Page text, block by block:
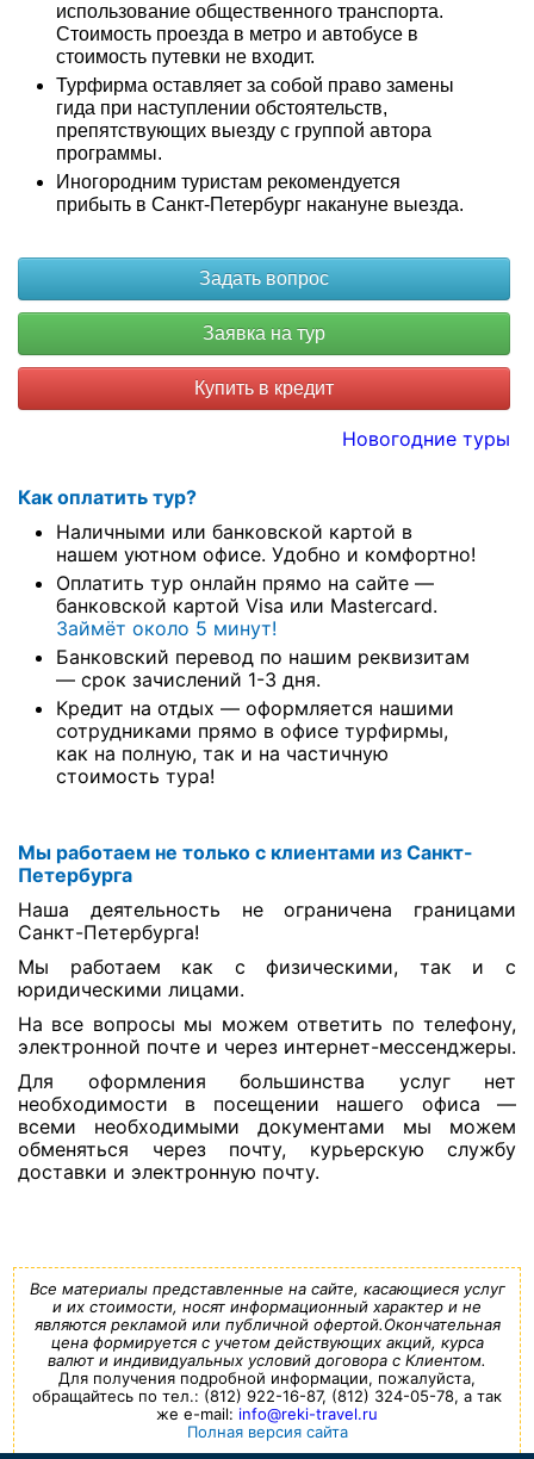
использование общественного транспорта.
Стоимость проезда в метро и автобусе в
стоимость путевки не входит.
Турфирма оставляет за собой право замены
гида при наступлении обстоятельств,
препятствующих выезду с группой автора
программы.
Иногородним туристам рекомендуется
прибыть в Санкт-Петербург накануне выезда.
Купить в кредит
Новогодние туры
Как оплатить тур?
Наличными или банковской картой в
нашем уютном офисе. Удобно и комфортно!
Оплатить тур онлайн прямо на сайте —
банковской картой Visa или Mastercard.
Займёт около 5 минут!
Банковский перевод по нашим реквизитам
— срок зачислений 1-3 дня.
Кредит на отдых — оформляется нашими
сотрудниками прямо в офисе турфирмы,
как на полную, так и на частичную
стоимость тура!
Мы работаем не только с клиентами из Санкт-
Петербурга
Наша деятельность не ограничена границами
Санкт-Петербурга!
Мы работаем как с физическими, так и с
юридическими лицами.
На все вопросы мы можем ответить по телефону,
электронной почте и через интернет-мессенджеры.
Для оформления большинства услуг нет
необходимости в посещении нашего офиса —
всеми необходимыми документами мы можем
обменяться через почту, курьерскую службу
доставки и электронную почту.
Все материалы представленные на сайте, касающиеся услуг
и их стоимости, носят информационный характер и не
являются рекламой или публичной офертой.Окончательная
цена формируется с учетом действующих акций, курса
валют и индивидуальных условий договора с Клиентом.
Для получения подробной информации, пожалуйста,
обращайтесь по тел.: (812) 922-16-87, (812) 324-05-78, а так
же e-mail: info@reki-travel.ru
Полная версия сайта